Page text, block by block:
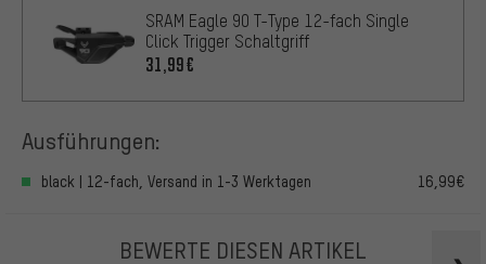
SRAM Eagle 90 T-Type 12-fach Single
Click Trigger Schaltgriff
31,99€
Ausführungen:
black | 12-fach, Versand in 1-3 Werktagen 16,99€
BEWERTE DIESEN ARTIKEL